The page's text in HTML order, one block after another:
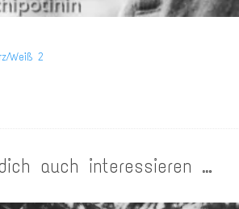
Weiß 2
auch interessieren …